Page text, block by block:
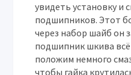
увидеть установку и
подшипников. Этот
через набор шайб он
подшипник шкива
положим немного
чтобы гайка